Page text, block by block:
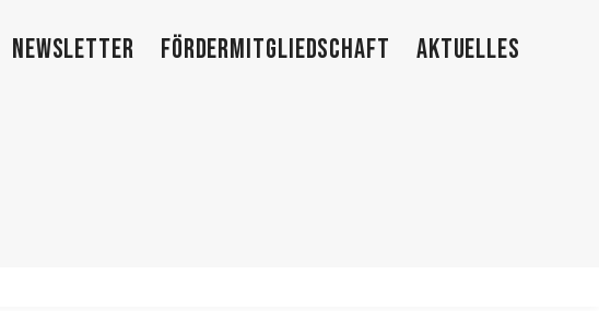
NEWSLETTER FÖRDERMITGLIEDSCHAFT AKTUELLES